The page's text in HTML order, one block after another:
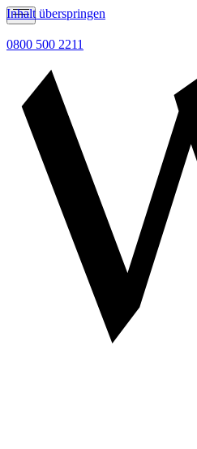
Inhalt überspringen
0800 500 2211